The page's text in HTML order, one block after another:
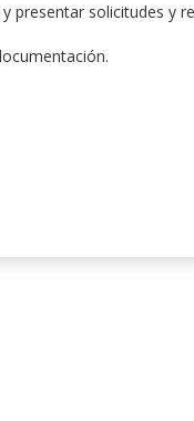
presentar solicitudes y